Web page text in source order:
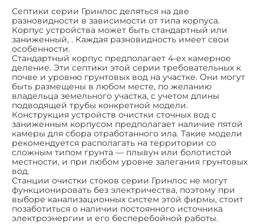
Септики серии Гринлос деляться на две
разновидности в зависимости от типа корпуса.
Корпус устройства может быть стандартный или
заниженный, . Каждая разновидность имеет свои
особенности.
Стандартный корпус предполагает 4-ех камерное
деление. Эти септики этой серии требовательных к
почве и уровню грунтовых вод на участке. Они могут
быть размещены в любом месте, по желанию
владельца земельного участка, с учетом длины
подводящей трубы конкретной модели.
Конструкция устройств очистки сточных вод с
заниженным корпусом предполагает наличие пятой
камеры для сбора отработанного ила. Такие модели
рекомендуется располагать на территории со
сложным типом грунта — плывун или болотистой
местности, и при любом уровне залегания грунтовых
вод.
Станции очистки стоков серии Гринлос не могут
функционировать без электричества, поэтому при
выборе канализационных систем этой фирмы, стоит
позаботиться о наличии постоянного источника
электроэнергии и его бесперебойной работы.